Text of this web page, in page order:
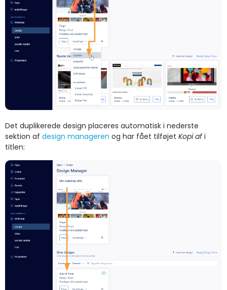
Det duplikerede design placeres automatisk i nederste
sektion af design manageren og har fået tilføjet Kopi afi
titlen: